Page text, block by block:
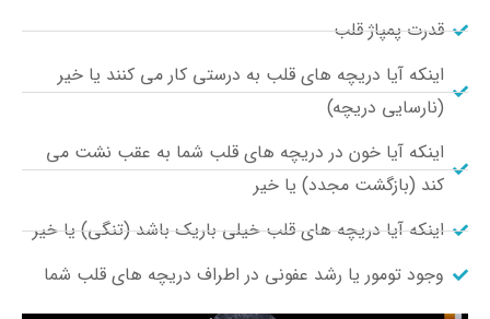
قدرت پمپاژ قلب
اینکه آیا دریچه های قلب به درستی کار می کنند یا خیر
(نارسایی دریچه)
اینکه آیا خون در دریچه های قلب شما به عقب نشت می
کند (بازگشت مجدد) یا خیر
اینکه آیا دریچه های قلب خیلی باریک باشد (تنگی) یا خیر
وجود تومور یا رشد عفونی در اطراف دریچه های قلب شما